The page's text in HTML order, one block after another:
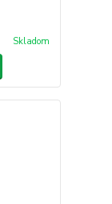
Skladom